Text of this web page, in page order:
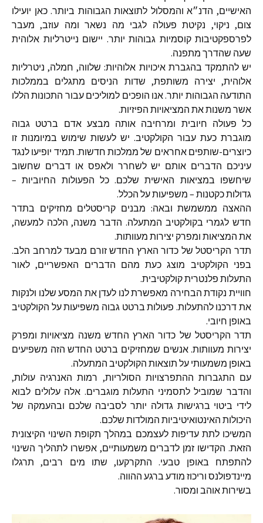
האישיים, הדנ״א והמסלול לתוצאות הגבוהות ביותר. כאן יועילו
צום, ניקוי, נקיטת פעולה לגבי מה נשאר ומה עוזב, מעבר
לפרספקטיבות קוסמיות גבוהות יותר. יישום נייטרליות אלוהית
שעה שהדרך מתפנה.
יש להתמקד בהגברת איכויות אלוהיות: שלווה, חמלה, ניטרליות
אלוהית, יצירה משותפת, שדות הניסים מתגלים בממלכות
התודעה הגבוהות יותר. אנו הופכים למוליכים עבור התכונות הללו
אשר משנות את המציאויות הפיזיות.
כל פעולה חיובית ומרחיבה אותה מבצע אדם ברטט גבוה
מוגברת כעת עבור הקולקטיב. יש לעשות שימוש במיומנות זו
כיוצרים-שותפים אחראים של ממלכות חדשות. תמיד יופיעו לנגד
עיניכם הדברים אותם יש לשחרר ולאפס או דברים שחשוב
שיחשפו במציאות האישית שלכם. כל הפעולות החיוביות –
גדולות כקטנות – משפיעות על הכלל.
ההאצה ממשמשת ובאה: מבנים קריסטלים מחזיקים בתדר
חדש לגמרי בקולקטיב המתעלה. הדבר משנה, הלכה למעשה,
את המציאות ומפרק יצירות מעוותות.
תדר הקריסטל של כדור הארץ החדש זורם מבעד למרחב הלב.
בפני הקולקטיב מוצג כעת מהם הדברים האפשריים, לאור
התעלות פלנטרית קולקטיבית.
חוויית נקודת הבחירה מאפשרת לנו לעדן את המסע שלנו ולנקות
את דרכנו להתעלות. פעולות ברטט גבוה משפיעות על הקולקטיב
באופן חיובי.
תדר הקריסטל של כדור הארץ החדש משנה מציאויות ומפרק
יצירות מעוותות. אנשים שמחזיקים ברטט החדש הזה משפיעים
באופן משמעותי על תוצאות הקולקטיב המתעלה.
עם התגברות ההתפרצויות הסולריות, רמות האנרגיה עולות,
והדבר שמוביל לתסמיני התעלות מוגברים. אלה עלולים לבוא
לידי ביטוי ברגישות גדולה יותר לסביבה שלכם ובהעמקה של
היכולות האינטואיטיביות המולדות שלכם.
המשיכו לתת עדיפות לעצמכם במהלך תקופת השינוי הקיצונית
הזאת. הקדישו זמן לדברים משמעותיים, אפשרו לתהליך השינוי
להתפתח באופן טבעי. התקרקעו, שתו מים רבים, תרגלו
מיינדפולנס וריכוז מודע ברגע ההווה.
בשירות אוהב ומסור.